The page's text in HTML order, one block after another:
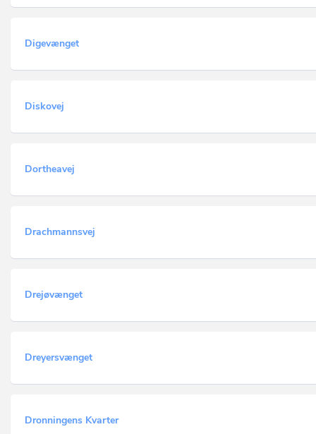
Digevænget
Diskovej
Dortheavej
Drachmannsvej
Drejøvænget
Dreyersvænget
Dronningens Kvarter